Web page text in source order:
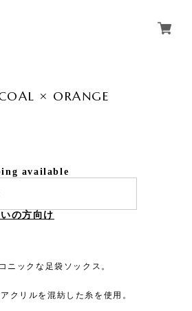
× ORANGE
available
の方向け
ニックな足袋ソックス。
クリルを混紡した糸を使用。